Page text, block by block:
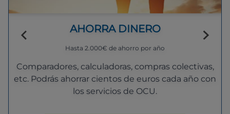
AHORRA DINERO
Hasta 2.000€ de ahorro por año
Comparadores, calculadoras, compras colectivas,
etc. Podrás ahorrar cientos de euros cada año con
los servicios de OCU.